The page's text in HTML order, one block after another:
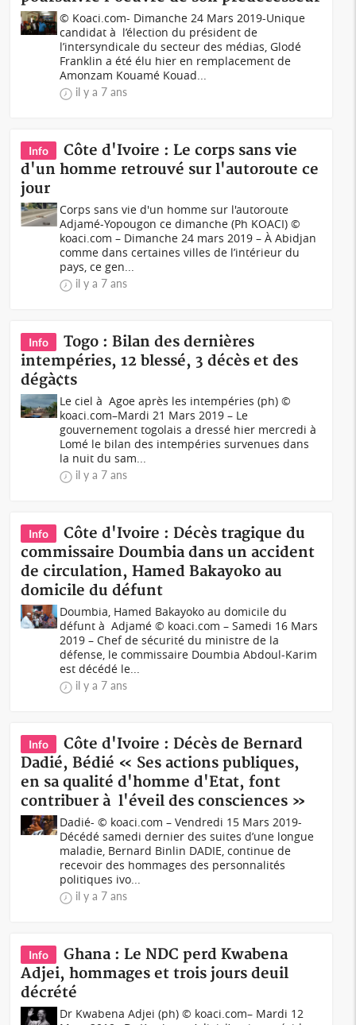
© Koaci.com- Dimanche 24 Mars 2019-Unique
candidat à l’élection du président de
l’intersyndicale du secteur des médias, Glodé
Franklin a été élu hier en remplacement de
Amonzam Kouamé Kouad...
il y a 7 ans
Info
Côte d'Ivoire : Le corps sans vie
d'un homme retrouvé sur l'autoroute ce
jour
Corps sans vie d'un homme sur l'autoroute
Adjamé-Yopougon ce dimanche (Ph KOACI) ©
koaci.com – Dimanche 24 mars 2019 – À Abidjan
comme dans certaines villes de l’intérieur du
pays, ce gen...
il y a 7 ans
Info
Togo : Bilan des dernières
intempéries, 12 blessé, 3 décès et des
dégà¢ts
Le ciel à Agoe après les intempéries (ph) ©
koaci.com–Mardi 21 Mars 2019 – Le
gouvernement togolais a dressé hier mercredi à
Lomé le bilan des intempéries survenues dans
la nuit du sam...
il y a 7 ans
Info
Côte d'Ivoire : Décès tragique du
commissaire Doumbia dans un accident
de circulation, Hamed Bakayoko au
domicile du défunt
Doumbia, Hamed Bakayoko au domicile du
défunt à Adjamé © koaci.com – Samedi 16 Mars
2019 – Chef de sécurité du ministre de la
défense, le commissaire Doumbia Abdoul-Karim
est décédé le...
il y a 7 ans
Info
Côte d'Ivoire : Décès de Bernard
Dadié, Bédié « Ses actions publiques,
en sa qualité d'homme d'Etat, font
contribuer à l'éveil des consciences »
Dadié- © koaci.com – Vendredi 15 Mars 2019-
Décédé samedi dernier des suites d’une longue
maladie, Bernard Binlin DADIE, continue de
recevoir des hommages des personnalités
politiques ivo...
il y a 7 ans
Info
Ghana : Le NDC perd Kwabena
Adjei, hommages et trois jours deuil
décrété
Dr Kwabena Adjei (ph) © koaci.com– Mardi 12